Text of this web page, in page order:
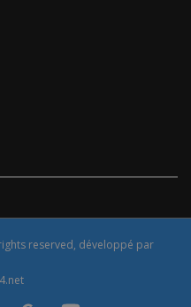
rights reserved, développé par